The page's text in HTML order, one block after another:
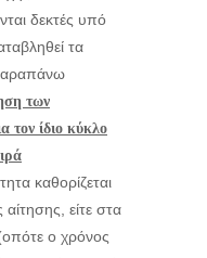
δεκτές υπό
τα
των
τον ίδιο κύκλο
καθορίζεται
είτε στα
ο χρόνος